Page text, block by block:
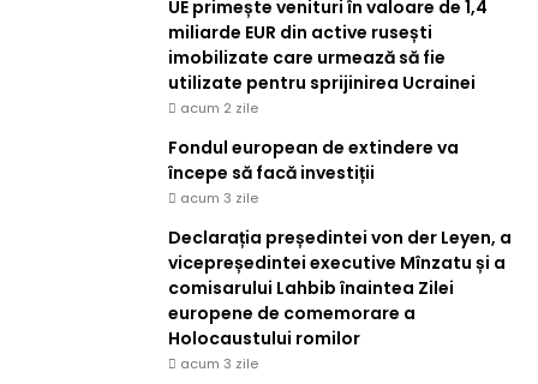
UE primește venituri în valoare de 1,4
miliarde EUR din active rusești
imobilizate care urmează să fie
utilizate pentru sprijinirea Ucrainei
acum 2 zile
Fondul european de extindere va
începe să facă investiții
acum 3 zile
Declarația președintei von der Leyen, a
vicepreședintei executive Mînzatu și a
comisarului Lahbib înaintea Zilei
europene de comemorare a
Holocaustului romilor
acum 3 zile